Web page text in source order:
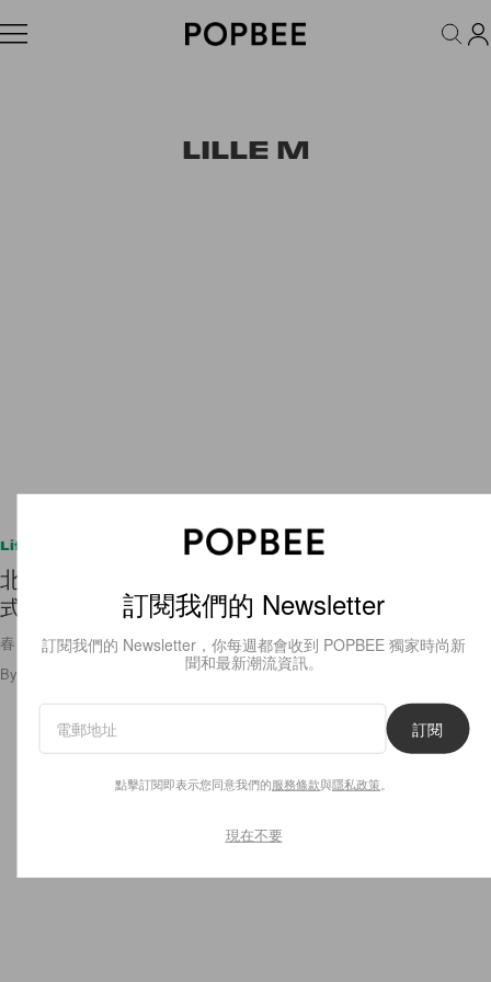
FASHION ACCESSORIES BEAUTY WELLNESS LIFESTYLE
LILLE M
Lifestyle
北歐庭園裡的預約制甜點店：Lille M 春日菜單，法
式薄餅新登場！
春日晨間的法式薄餅，開啟一整天的好心情～
By 2023年3月14日
訂閱我們的 Newsletter
訂閱我們的 Newsletter，你每週都會收到 POPBEE 獨家時尚新
聞和最新潮流資訊。
訂閱
點擊訂閱即表示您同意我們的服務條款與隱私政策
現在不要